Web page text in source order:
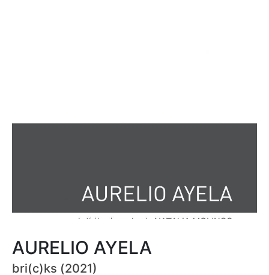
AURELIO AYELA
bri(c)ks (2021)